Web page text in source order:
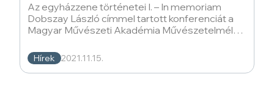
Az egyházzene történetei I. – In memoriam
Dobszay László címmel tartott konferenciát a
Magyar Művészeti Akadémia Művészetelméleti
Hírek 2021.11.15.